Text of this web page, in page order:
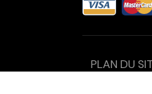
PLAN DU